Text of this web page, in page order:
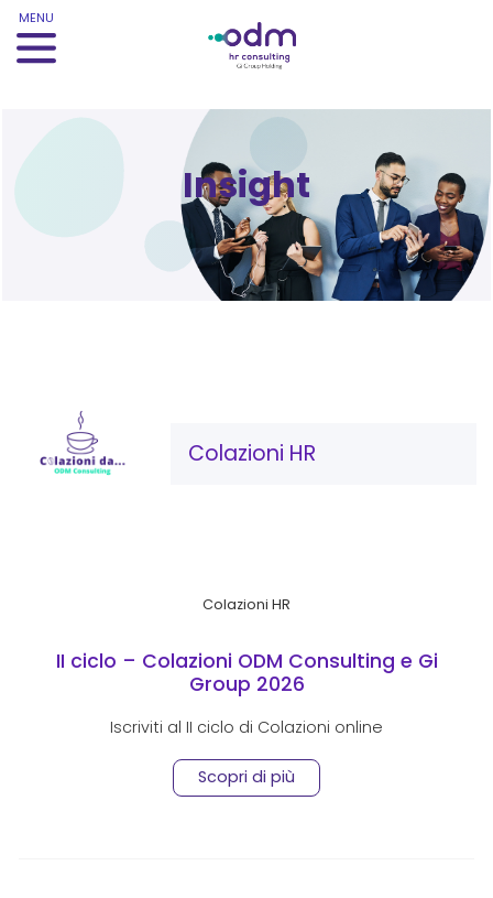
MENU
Insight
Colazioni HR
Colazioni HR
II ciclo – Colazioni ODM Consulting e Gi
Group 2026
Iscriviti al II ciclo di Colazioni online
Scopri di più